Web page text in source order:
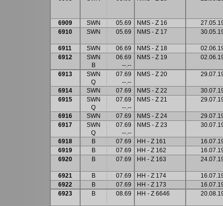
6909 SWN 05.69 NMS - Z 16
6910
SWN 05.69 NMS - Z 17
6911 SWN 06.69 NMS - Z 18
6912
SWN
B
06.69
--.--
NMS - Z 19
6913
SWN
Q
07.69
--.--
NMS - Z 20
6914 SWN 07.69 NMS - Z 22
6915
SWN
Q
07.69
--.--
NMS - Z 21
6916 SWN 07.69 NMS - Z 24
6917
SWN
Q
07.69
--.--
NMS - Z 23
6918 B 07.69 HH - Z 161
6919
B 07.69 HH - Z 162
6920
B 07.69 HH - Z 163
6921 B 07.69 HH - Z 174
6922
B 07.69 HH - Z 173
6923
B 08.69 HH - Z 6646